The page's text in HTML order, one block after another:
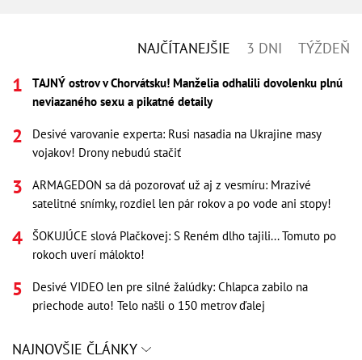
NAJČÍTANEJŠIE 3 DNI TÝŽDEŇ
TAJNÝ ostrov v Chorvátsku! Manželia odhalili dovolenku plnú
neviazaného sexu a pikatné detaily
Desivé varovanie experta: Rusi nasadia na Ukrajine masy
vojakov! Drony nebudú stačiť
ARMAGEDON sa dá pozorovať už aj z vesmíru: Mrazivé
satelitné snímky, rozdiel len pár rokov a po vode ani stopy!
ŠOKUJÚCE slová Plačkovej: S Reném dlho tajili... Tomuto po
rokoch uverí málokto!
Desivé VIDEO len pre silné žalúdky: Chlapca zabilo na
priechode auto! Telo našli o 150 metrov ďalej
NAJNOVŠIE ČLÁNKY